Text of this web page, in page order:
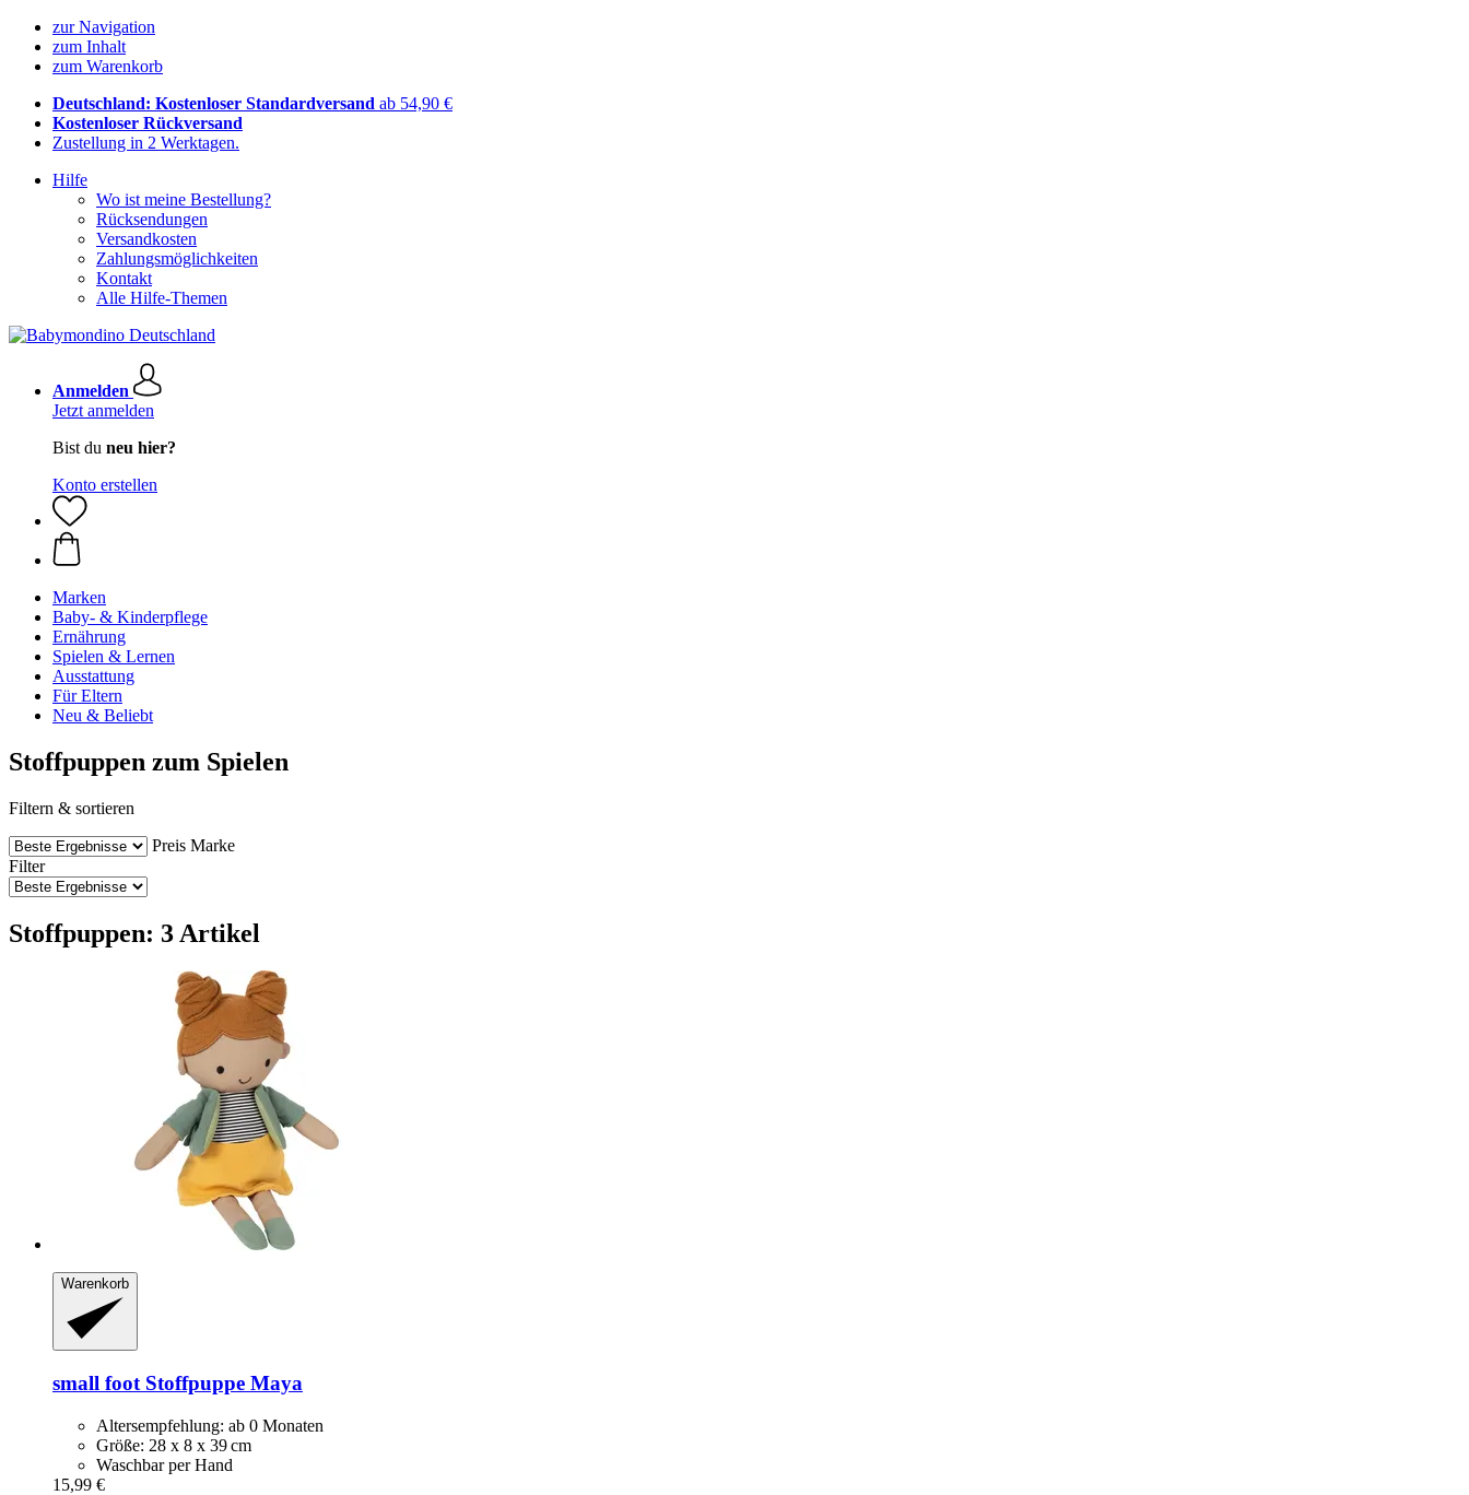
zur Navigation
zum Inhalt
zum Warenkorb
Deutschland: Kostenloser Standardversand ab 54,90 €
Kostenloser Rückversand
Zustellung in 2 Werktagen.
Hilfe
Wo ist meine Bestellung?
Rücksendungen
Versandkosten
Zahlungsmöglichkeiten
Kontakt
Alle Hilfe-Themen
Anmelden
Jetzt anmelden
Bist du neu hier?
Konto erstellen
Marken
Baby- & Kinderpflege
Ernährung
Spielen & Lernen
Ausstattung
Für Eltern
Neu & Beliebt
Stoffpuppen zum Spielen
Filtern & sortieren
Preis Marke
Filter
Stoffpuppen: 3 Artikel
Warenkorb
small foot Stoffpuppe Maya
Altersempfehlung: ab 0 Monaten
Größe: 28 x 8 x 39 cm
Waschbar per Hand
15,99 €